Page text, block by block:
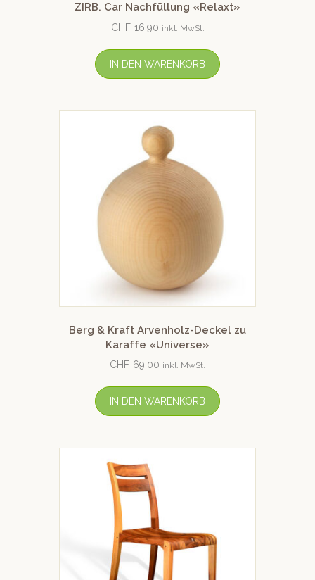
ZIRB. Car Nachfüllung «Relaxt»
CHF 16.90 inkl. MwSt.
IN DEN WARENKORB
Berg & Kraft Arvenholz-Deckel zu
Karaffe «Universe»
CHF 69.00 inkl. MwSt.
IN DEN WARENKORB